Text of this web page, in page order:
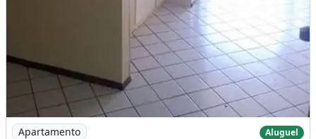
Imagem: Apartamento com 1 Dormitório para Alugar
Apartamento Aluguel